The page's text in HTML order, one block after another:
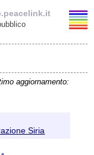
aggiornamento:
Siria